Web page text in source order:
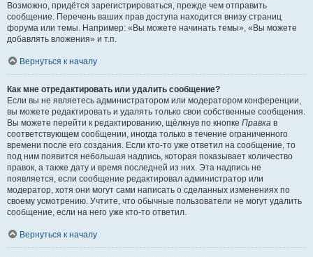
Возможно, придётся зарегистрироваться, прежде чем отправить
сообщение. Перечень ваших прав доступа находится внизу страниц
форума или темы. Например: «Вы можете начинать темы», «Вы можете
добавлять вложения» и т.п.
Вернуться к началу
Как мне отредактировать или удалить сообщение?
Если вы не являетесь администратором или модератором конференции,
вы можете редактировать и удалять только свои собственные сообщения.
Вы можете перейти к редактированию, щёлкнув по кнопке Правка в
соответствующем сообщении, иногда только в течение ограниченного
времени после его создания. Если кто-то уже ответил на сообщение, то
под ним появится небольшая надпись, которая показывает количество
правок, а также дату и время последней из них. Эта надпись не
появляется, если сообщение редактировал администратор или
модератор, хотя они могут сами написать о сделанных изменениях по
своему усмотрению. Учтите, что обычные пользователи не могут удалить
сообщение, если на него уже кто-то ответил.
Вернуться к началу